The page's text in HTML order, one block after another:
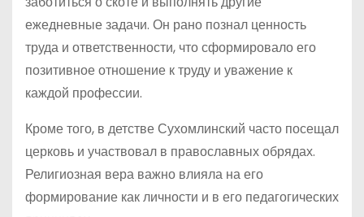
ежедневные задачи. Он рано познал ценность
труда и ответственности, что сформировало его
позитивное отношение к труду и уважение к
каждой профессии.
Кроме того, в детстве Сухомлинский часто посещал
церковь и участвовал в православных обрядах.
Религиозная вера важно влияла на его
формирование как личности и в его педагогических